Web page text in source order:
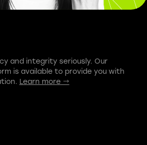
and integrity seriously. Our
is available to provide you with
Learn more →